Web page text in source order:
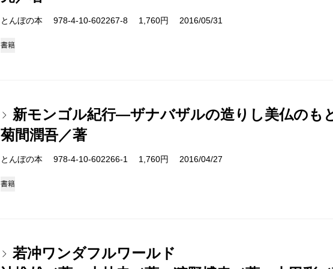
とんぼの本 978-4-10-602267-8 1,760円 2016/05/31
書籍
新モンゴル紀行―ザナバザルの造りし美仏のも
菊間潤吾／著
とんぼの本 978-4-10-602266-1 1,760円 2016/04/27
書籍
若冲ワンダフルワールド